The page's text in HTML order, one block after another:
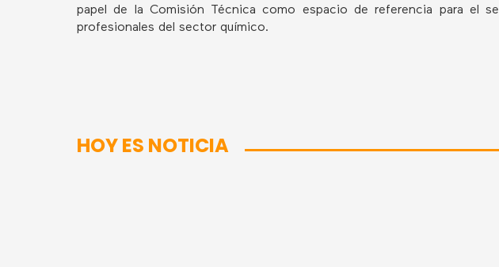
papel de la Comisión Técnica como espacio de referencia para el
profesionales del sector químico.
HOY ES NOTICIA